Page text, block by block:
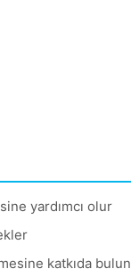
yardımcı olur
katkıda